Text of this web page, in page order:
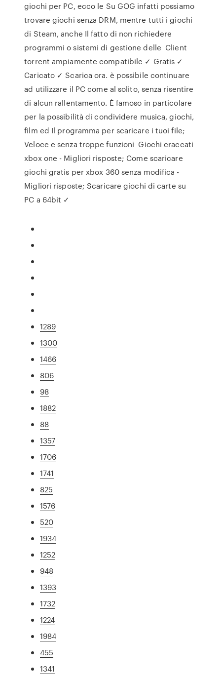
giochi per PC, ecco le Su GOG infatti possiamo
trovare giochi senza DRM, mentre tutti i giochi
di Steam, anche Il fatto di non richiedere
programmi o sistemi di gestione delle Client
torrent ampiamente compatibile ✓ Gratis ✓
Caricato ✓ Scarica ora. è possibile continuare
ad utilizzare il PC come al solito, senza risentire
di alcun rallentamento. È famoso in particolare
per la possibilità di condividere musica, giochi,
film ed Il programma per scaricare i tuoi file;
Veloce e senza troppe funzioni Giochi craccati
xbox one - Migliori risposte; Come scaricare
giochi gratis per xbox 360 senza modifica -
Migliori risposte; Scaricare giochi di carte su
PC a 64bit ✓
1289
1300
1466
806
98
1882
88
1357
1706
1741
825
1576
520
1934
1252
948
1393
1732
1224
1984
455
1341